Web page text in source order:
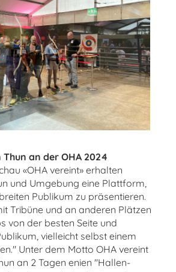
an der OHA 2024
«OHA vereint» erhalten
und Umgebung eine Plattform,
Publikum zu präsentieren.
Tribüne und an anderen Plätzen
von der besten Seite und
vielleicht selbst einem
Unter dem Motto OHA vereint
an 2 Tagen enien "Hallen-